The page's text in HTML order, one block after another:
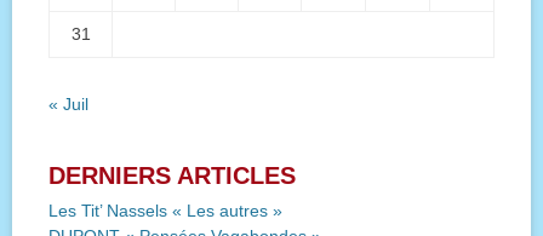
31
« Juil
DERNIERS ARTICLES
Les Tit’ Nassels « Les autres »